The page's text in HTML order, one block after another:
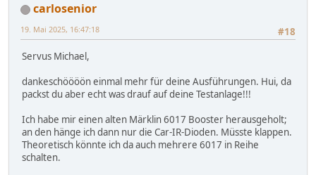
carlosenior
#18
19. Mai 2025, 16:47:18
Servus Michael,
dankeschöööön einmal mehr für deine Ausführungen. Hui, da
packst du aber echt was drauf auf deine Testanlage!!!
Ich habe mir einen alten Märklin 6017 Booster herausgeholt;
an den hänge ich dann nur die Car-IR-Dioden. Müsste klappen.
Theoretisch könnte ich da auch mehrere 6017 in Reihe
schalten.